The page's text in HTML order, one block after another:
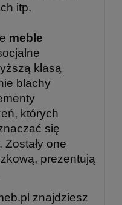
itp.
meble
klasą
blachy
których
się
Zostały one
prezentują
znajdziesz